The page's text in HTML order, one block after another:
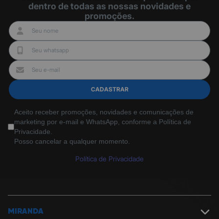
dentro de todas as nossas novidades e
promoções.
CADASTRAR
Aceito receber promoções, novidades e comunicações de
marketing por e-mail e WhatsApp, conforme a Política de
Privacidade.
Posso cancelar a qualquer momento.
Política de Privacidade
MIRANDA